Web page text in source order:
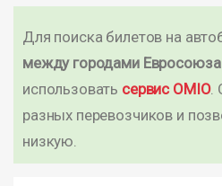
Для поиска билетов на
между городами Евросоюза
использовать сервис OMIO.
разных перевозчиков и
низкую.